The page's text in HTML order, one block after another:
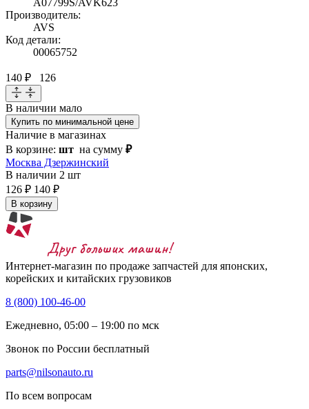
Производитель:
AVS
Код детали:
00065752
140 ₽ 126
В наличии мало
Купить по минимальной цене
Наличие в магазинах
В корзине: шт на сумму ₽
Москва Дзержинский
В наличии 2 шт
126 ₽ 140 ₽
В корзину
Интернет-магазин по продаже запчастей для японских,
корейских и китайских грузовиков
8 (800) 100-46-00
Ежедневно, 05:00 – 19:00 по мск
Звонок по России бесплатный
parts@nilsonauto.ru
По всем вопросам